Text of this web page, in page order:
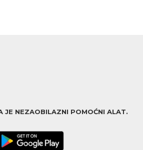
JE NEZAOBILAZNI POMOĆNI ALAT.